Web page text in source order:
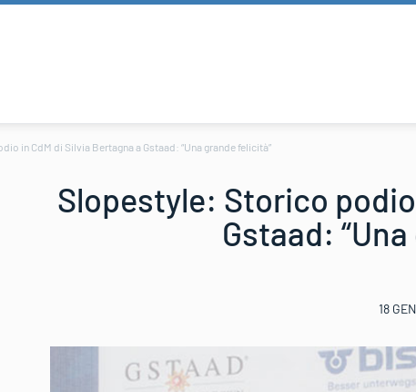
in CdM di Silvia Bertagna a Gstaad: “Una grande felicità”
Slopestyle: Storico
Gstaad:
18